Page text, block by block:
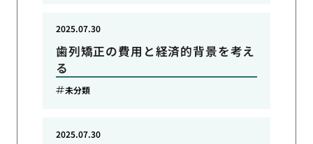
歯列矯正の費用と経済的背景を考え
る
2025.07.30
未分類
2025.07.30